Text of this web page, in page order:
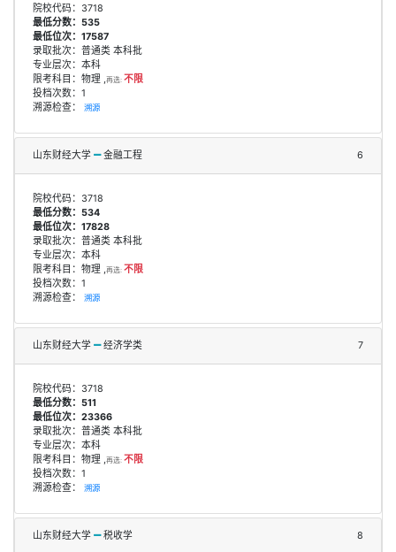
院校代码：3718
最低分数：535
最低位次：17587
录取批次：普通类 本科批
专业层次：本科
限考科目：物理 ,再选: 不限
投档次数：1
溯源检查： 溯源
山东财经大学 金融工程 6
院校代码：3718
最低分数：534
最低位次：17828
录取批次：普通类 本科批
专业层次：本科
限考科目：物理 ,再选: 不限
投档次数：1
溯源检查： 溯源
山东财经大学 经济学类 7
院校代码：3718
最低分数：511
最低位次：23366
录取批次：普通类 本科批
专业层次：本科
限考科目：物理 ,再选: 不限
投档次数：1
溯源检查： 溯源
山东财经大学 税收学 8